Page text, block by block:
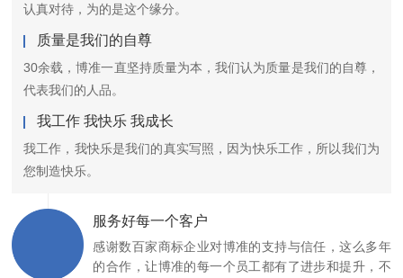
认真对待，为的是这个缘分。
质量是我们的自尊
30余载，博准一直坚持质量为本，我们认为质量是我们的自尊，
代表我们的人品。
我工作 我快乐 我成长
我工作，我快乐是我们的真实写照，因为快乐工作，所以我们为
您制造快乐。
服务好每一个客户
感谢数百家商标企业对博准的支持与信任，这么多年
的合作，让博准的每一个员工都有了进步和提升，不